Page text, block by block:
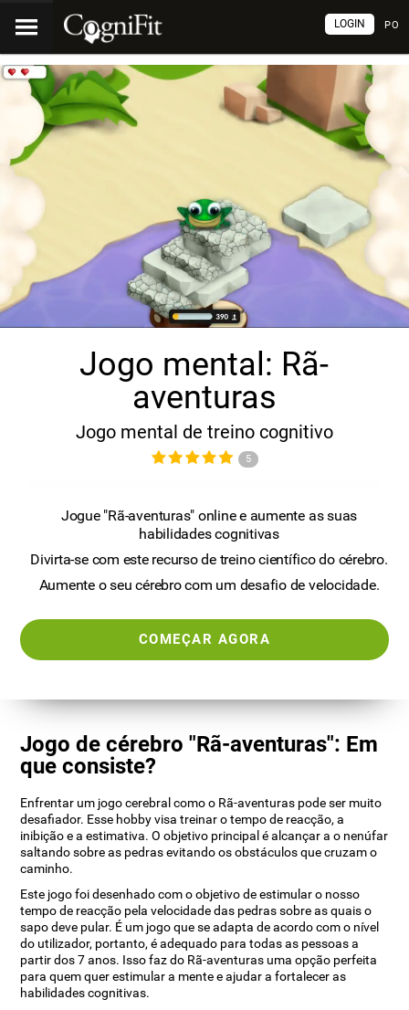
PO
LOGIN
Jogo mental: Rã-
aventuras
Jogo mental de treino cognitivo
5
Jogue "Rã-aventuras" online e aumente as suas
habilidades cognitivas
Divirta-se com este recurso de treino científico do cérebro.
Aumente o seu cérebro com um desafio de velocidade.
COMEÇAR AGORA
Jogo de cérebro "Rã-aventuras": Em
que consiste?
Enfrentar um jogo cerebral como o Rã-aventuras pode ser muito
desafiador. Esse hobby visa treinar o tempo de reacção, a
inibição e a estimativa. O objetivo principal é alcançar a o nenúfar
saltando sobre as pedras evitando os obstáculos que cruzam o
caminho.
Este jogo foi desenhado com o objetivo de estimular o nosso
tempo de reacção pela velocidade das pedras sobre as quais o
sapo deve pular. É um jogo que se adapta de acordo com o nível
do utilizador, portanto, é adequado para todas as pessoas a
partir dos 7 anos. Isso faz do Rã-aventuras uma opção perfeita
para quem quer estimular a mente e ajudar a fortalecer as
habilidades cognitivas.